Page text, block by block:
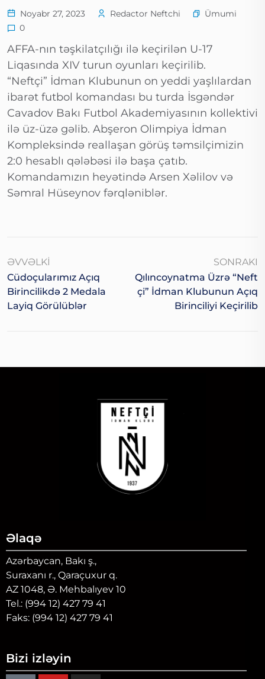
Noyabr 27, 2023 Redactor Neftchi
Ümumi
0
AFFA-nın təşkilatçılığı ilə keçirilən U-17
Liqasında XIV turun oyunları keçirilib.
“Neftçi” İdman Klubunun on yeddi yaşlılardan
ibarət futbol komandası bu turda İsgəndər
Cavadov Bakı Futbol Akademiyasının kollektivi
ilə üz-üzə gəlib. Abşeron Olimpiya İdman
Kompleksində reallaşan görüş təmsilçimizin
2:0 hesablı qələbəsi ilə başa çatıb.
Komandamızın heyətində Arsen Xəlilov və
Səmral Hüseynov fərqləniblər.
ƏVVƏLKI
Cüdoçularımız Açıq
Birincilikdə 2 Medala
Layiq Görülüblər
SONRAKI
Qılıncoynatma Üzrə “Neft
Çi” İdman Klubunun Açıq
Birinciliyi Keçirilib
Əlaqə
Azərbaycan, Bakı ş.,
Suraxanı r., Qaraçuxur q.
AZ 1048, Ə. Mehbalıyev 10
Tel.: (994 12) 427 79 41
Faks: (994 12) 427 79 41
Bizi izləyin